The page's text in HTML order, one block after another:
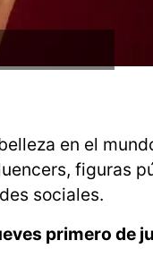
en el
figuras
sociales.
primero de